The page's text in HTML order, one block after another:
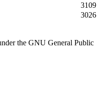
3109
3026
the GNU General Public